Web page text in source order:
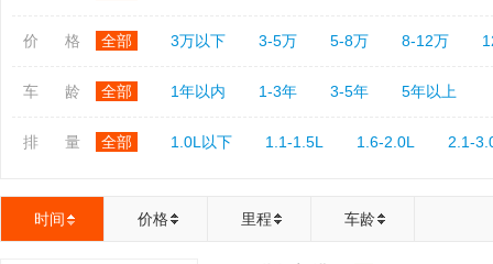
价 格 全部 3万以下 3-5万 5-8万 8-12万
车 龄 全部 1年以内 1-3年 3-5年 5年以上
排 量 全部 1.0L以下 1.1-1.5L 1.6-2.0L 2.1-
时间 价格 里程 车龄